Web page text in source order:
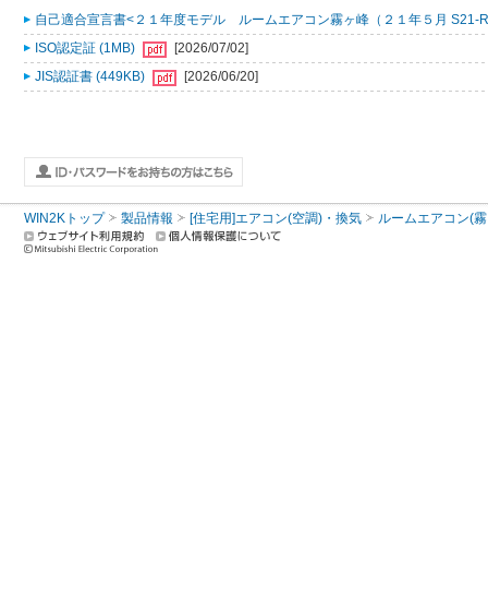
自己適合宣言書<２１年度モデル ルームエアコン霧ヶ峰（２１年５月 S21-
ISO認定証 (1MB)
[2026/07/02]
JIS認証書 (449KB)
[2026/06/20]
WIN2Kトップ 製品情報 [住宅用]エアコン(空調)・換気 ルームエアコン(